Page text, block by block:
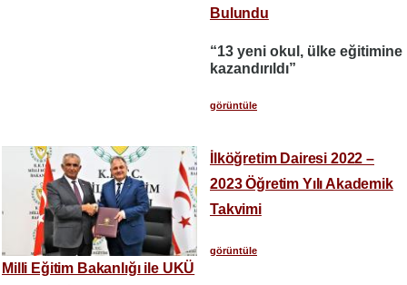
Bulundu
“13 yeni okul, ülke eğitimine
kazandırıldı”
görüntüle
Milli Eğitim Bakanlığı ile UKÜ
İlköğretim Dairesi 2022 –
2023 Öğretim Yılı Akademik
Takvimi
görüntüle